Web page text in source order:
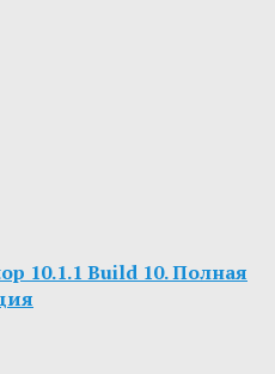
10.1.1 Build 10. Полная